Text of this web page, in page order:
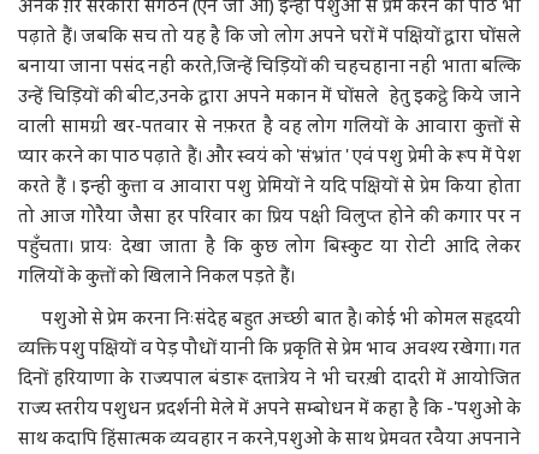
पढ़ाते हैं। जबकि सच तो यह है कि जो लोग अपने घरों में पक्षियों द्वारा घोंसले
बनाया जाना पसंद नहीं करते,जिन्हें चिड़ियों की चहचहाना नहीं भाता बल्कि
उन्हें चिड़ियों की बीट,उनके द्वारा अपने मकान में घोंसले हेतु इकट्ठे किये जाने
वाली सामग्री खर-पतवार से नफ़रत है वह लोग गलियों के आवारा कुत्तों से
प्यार करने का पाठ पढ़ाते हैं। और स्वयं को 'संभ्रांत ' एवं पशु प्रेमी के रूप में पेश
करते हैं । इन्हीं कुत्ता व आवारा पशु प्रेमियों ने यदि पक्षियों से प्रेम किया होता
तो आज गोरैया जैसा हर परिवार का प्रिय पक्षी विलुप्त होने की कगार पर न
पहुँचता। प्रायः देखा जाता है कि कुछ लोग बिस्कुट या रोटी आदि लेकर
गलियों के कुत्तों को खिलाने निकल पड़ते हैं।
पशुओं से प्रेम करना निःसंदेह बहुत अच्छी बात है। कोई भी कोमल सहृदयी
व्यक्ति पशु पक्षियों व पेड़ पौधों यानी कि प्रकृति से प्रेम भाव अवश्य रखेगा। गत
दिनों हरियाणा के राज्यपाल बंडारू दत्तात्रेय ने भी चरख़ी दादरी में आयोजित
राज्य स्तरीय पशुधन प्रदर्शनी मेले में अपने सम्बोधन में कहा है कि -'पशुओं के
साथ कदापि हिंसात्मक व्यवहार न करने,पशुओं के साथ प्रेमवत रवैया अपनाने